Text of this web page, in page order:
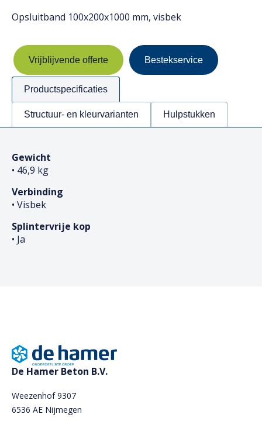
Opsluitband 100x200x1000 mm, visbek
Vrijblijvende offerte Bestekservice
Productspecificaties
Structuur- en kleurvarianten Hulpstukken
Gewicht
• 46,9 kg
Verbinding
• Visbek
Splintervrije kop
• Ja
De Hamer Beton B.V.
Weezenhof 9307
6536 AE Nijmegen